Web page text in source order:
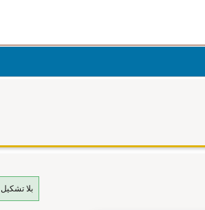
بلا تشكيل